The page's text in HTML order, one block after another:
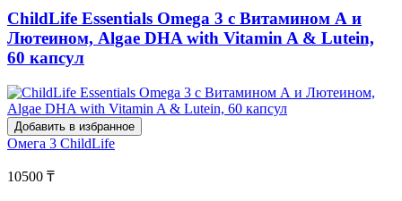
ChildLife Essentials Omega 3 с Витамином А и
Лютеином, Algae DHA with Vitamin A & Lutein,
60 капсул
Добавить в избранное
Омега 3 ChildLife
10500 ₸